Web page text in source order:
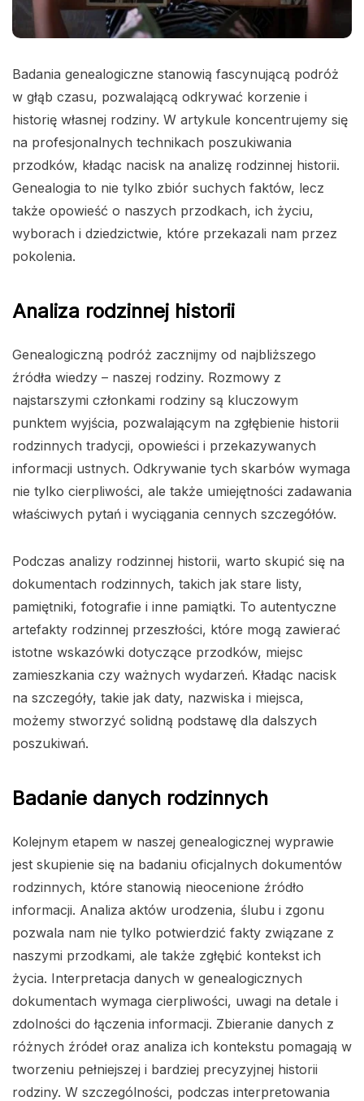
Badania genealogiczne stanowią fascynującą podróż
w głąb czasu, pozwalającą odkrywać korzenie i
historię własnej rodziny. W artykule koncentrujemy się
na profesjonalnych technikach poszukiwania
przodków, kładąc nacisk na analizę rodzinnej historii.
Genealogia to nie tylko zbiór suchych faktów, lecz
także opowieść o naszych przodkach, ich życiu,
wyborach i dziedzictwie, które przekazali nam przez
pokolenia.
Analiza rodzinnej historii
Genealogiczną podróż zacznijmy od najbliższego
źródła wiedzy – naszej rodziny. Rozmowy z
najstarszymi członkami rodziny są kluczowym
punktem wyjścia, pozwalającym na zgłębienie historii
rodzinnych tradycji, opowieści i przekazywanych
informacji ustnych. Odkrywanie tych skarbów wymaga
nie tylko cierpliwości, ale także umiejętności zadawania
właściwych pytań i wyciągania cennych szczegółów.
Podczas analizy rodzinnej historii, warto skupić się na
dokumentach rodzinnych, takich jak stare listy,
pamiętniki, fotografie i inne pamiątki. To autentyczne
artefakty rodzinnej przeszłości, które mogą zawierać
istotne wskazówki dotyczące przodków, miejsc
zamieszkania czy ważnych wydarzeń. Kładąc nacisk
na szczegóły, takie jak daty, nazwiska i miejsca,
możemy stworzyć solidną podstawę dla dalszych
poszukiwań.
Badanie danych rodzinnych
Kolejnym etapem w naszej genealogicznej wyprawie
jest skupienie się na badaniu oficjalnych dokumentów
rodzinnych, które stanowią nieocenione źródło
informacji. Analiza aktów urodzenia, ślubu i zgonu
pozwala nam nie tylko potwierdzić fakty związane z
naszymi przodkami, ale także zgłębić kontekst ich
życia. Interpretacja danych w genealogicznych
dokumentach wymaga cierpliwości, uwagi na detale i
zdolności do łączenia informacji. Zbieranie danych z
różnych źródeł oraz analiza ich kontekstu pomagają w
tworzeniu pełniejszej i bardziej precyzyjnej historii
rodziny. W szczególności, podczas interpretowania